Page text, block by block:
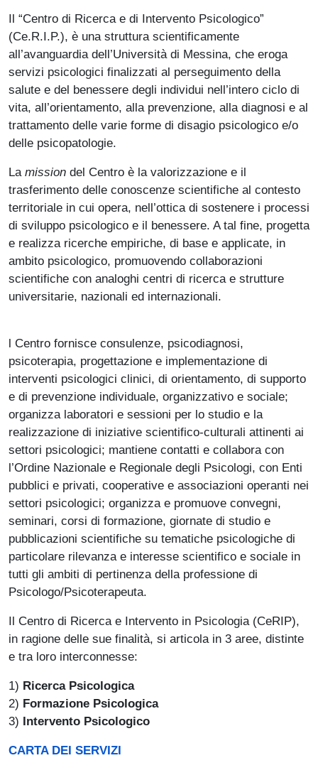
Il “Centro di Ricerca e di Intervento Psicologico”
(Ce.R.I.P.), è una struttura scientificamente
all’avanguardia dell’Università di Messina, che eroga
servizi psicologici finalizzati al perseguimento della
salute e del benessere degli individui nell’intero ciclo di
vita, all’orientamento, alla prevenzione, alla diagnosi e al
trattamento delle varie forme di disagio psicologico e/o
delle psicopatologie.
La mission del Centro è la valorizzazione e il
trasferimento delle conoscenze scientifiche al contesto
territoriale in cui opera, nell’ottica di sostenere i processi
di sviluppo psicologico e il benessere. A tal fine, progetta
e realizza ricerche empiriche, di base e applicate, in
ambito psicologico, promuovendo collaborazioni
scientifiche con analoghi centri di ricerca e strutture
universitarie, nazionali ed internazionali.
l Centro fornisce consulenze, psicodiagnosi,
psicoterapia, progettazione e implementazione di
interventi psicologici clinici, di orientamento, di supporto
e di prevenzione individuale, organizzativo e sociale;
organizza laboratori e sessioni per lo studio e la
realizzazione di iniziative scientifico-culturali attinenti ai
settori psicologici; mantiene contatti e collabora con
l’Ordine Nazionale e Regionale degli Psicologi, con Enti
pubblici e privati, cooperative e associazioni operanti nei
settori psicologici; organizza e promuove convegni,
seminari, corsi di formazione, giornate di studio e
pubblicazioni scientifiche su tematiche psicologiche di
particolare rilevanza e interesse scientifico e sociale in
tutti gli ambiti di pertinenza della professione di
Psicologo/Psicoterapeuta.
Il Centro di Ricerca e Intervento in Psicologia (CeRIP),
in ragione delle sue finalità, si articola in 3 aree, distinte
e tra loro interconnesse:
1) Ricerca Psicologica
2) Formazione Psicologica
3) Intervento Psicologico
CARTA DEI SERVIZI